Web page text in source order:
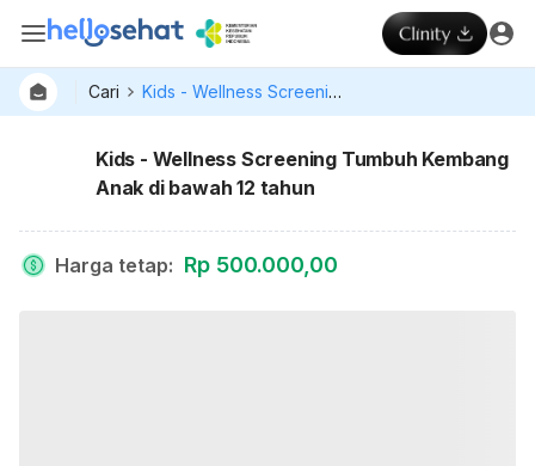
Cari Kids - Wellness Screening Tumbuh Kembang Anak di bawah 12 tahun
Kids - Wellness Screening Tumbuh Kembang
Anak di bawah 12 tahun
Harga tetap: Rp 500.000,00